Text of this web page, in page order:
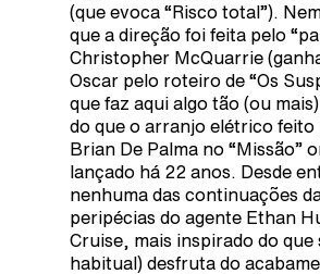
(que evoca “Risco total”).
que a direção foi feita pelo
Christopher McQuarrie
Oscar pelo roteiro de “Os
que faz aqui algo tão (ou
do que o arranjo elétrico feito
Brian De Palma no “Missão”
lançado há 22 anos. Desde
nenhuma das continuações
peripécias do agente Ethan
Cruise, mais inspirado do que
habitual) desfruta do